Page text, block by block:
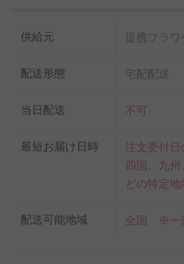
供給元 提携フラ
配送形態 宅配配送
当日配送 不可
最短お届け日時
注文受付日
四国、九
どの特定地
配送可能地域 全国 ※一